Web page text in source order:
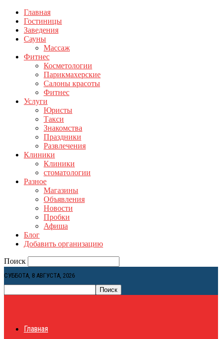
Главная
Гостиницы
Заведения
Сауны
Массаж
Фитнес
Косметологии
Парикмахерские
Салоны красоты
Фитнес
Услуги
Юристы
Такси
Знакомства
Праздники
Развлечения
Клиники
Клиники
стоматологии
Разное
Магазины
Объявления
Новости
Пробки
Афиша
Блог
Добавить организацию
Поиск
СУББОТА, 8 АВГУСТА, 2026
Главная